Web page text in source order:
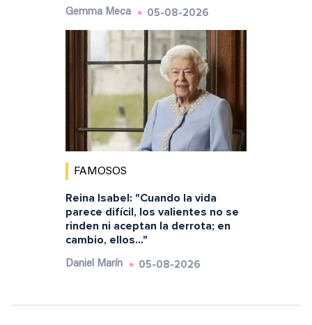
Gemma Meca 05-08-2026
FAMOSOS
Reina Isabel: "Cuando la vida
parece difícil, los valientes no se
rinden ni aceptan la derrota; en
cambio, ellos..."
Daniel Marín 05-08-2026